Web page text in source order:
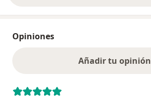
Opiniones
Añadir tu opinión